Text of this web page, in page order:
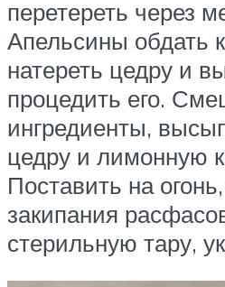
перетереть через
Апельсины обдать
натереть цедру и
процедить его.
ингредиенты,
цедру и лимонную
Поставить на
закипания
стерильную тару,